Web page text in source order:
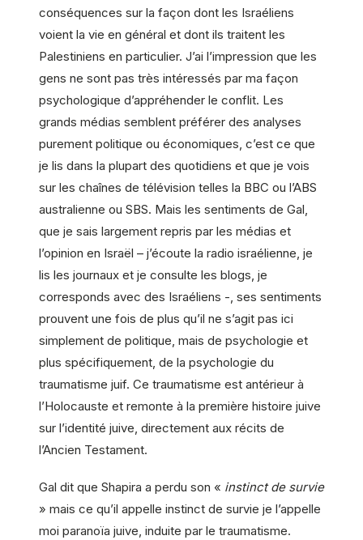
conséquences sur la façon dont les Israéliens
voient la vie en général et dont ils traitent les
Palestiniens en particulier. J’ai l’impression que les
gens ne sont pas très intéressés par ma façon
psychologique d’appréhender le conflit. Les
grands médias semblent préférer des analyses
purement politique ou économiques, c’est ce que
je lis dans la plupart des quotidiens et que je vois
sur les chaînes de télévision telles la BBC ou l’ABS
australienne ou SBS. Mais les sentiments de Gal,
que je sais largement repris par les médias et
l’opinion en Israël – j’écoute la radio israélienne, je
lis les journaux et je consulte les blogs, je
corresponds avec des Israéliens -, ses sentiments
prouvent une fois de plus qu’il ne s’agit pas ici
simplement de politique, mais de psychologie et
plus spécifiquement, de la psychologie du
traumatisme juif. Ce traumatisme est antérieur à
l’Holocauste et remonte à la première histoire juive
sur l’identité juive, directement aux récits de
l’Ancien Testament.
Gal dit que Shapira a perdu son « instinct de survie
» mais ce qu’il appelle instinct de survie je l’appelle
moi paranoïa juive, induite par le traumatisme.